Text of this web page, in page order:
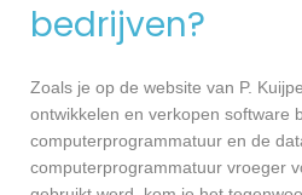
bedrijven?
Zoals je op de website van P.
ontwikkelen en verkopen software
computerprogrammatuur en de
computerprogrammatuur vroeger